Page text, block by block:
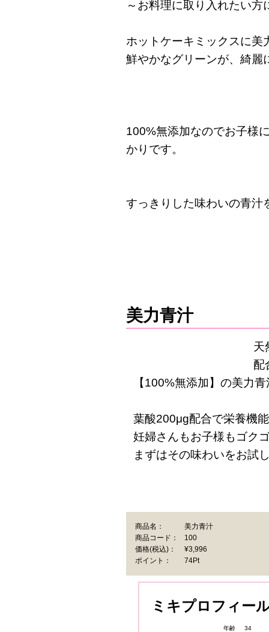
～お料理に取り入れたい方
ホットケーキミックスに美
鮮やかなグリーンが、綺麗
100%無添加なのでお子様
かりです。
すっきりした味わいの青汁
美力青汁
天
配
【100%無添加】の美力
葉酸200μg配合で栄養機
妊婦さんもお子様もゴク
まずはその味わいをお試
商品名：
美力青汁
商品コード：
100
価格(税込) ：
¥3,996
ポイント：
74Pt
ミキプロフィー
年齢
34